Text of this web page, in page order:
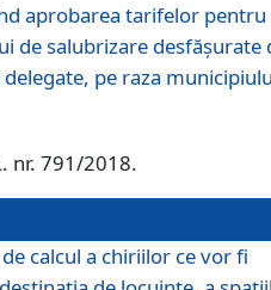
aprobarea tarifelor pentru
de salubrizare desfăşurate
pe raza
nr. 791/2018.
calcul a chiriilor ce vor fi